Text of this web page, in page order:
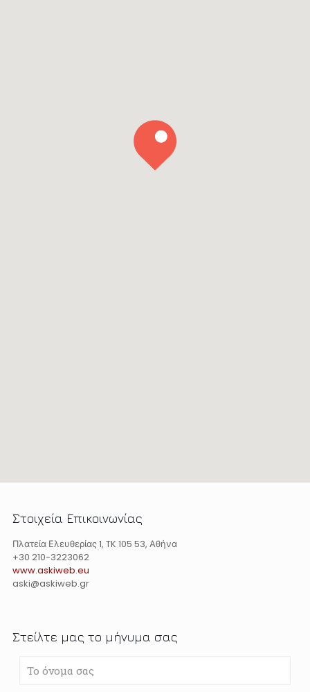
Στοιχεία Επικοινωνίας
Πλατεία Ελευθερίας 1, TK 105 53, Αθήνα
+30 210-3223062
www.askiweb.eu
aski@askiweb.gr
Στείλτε μας το μήνυμα σας